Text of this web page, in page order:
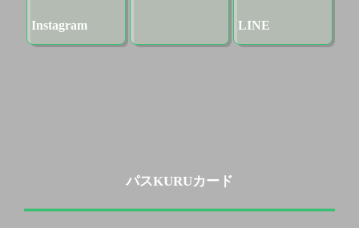
Instagram LINE
パスKURUカード